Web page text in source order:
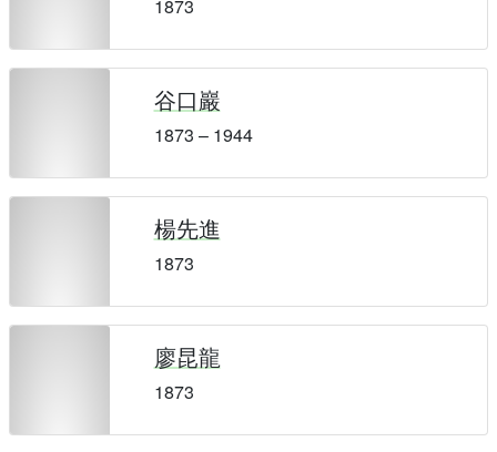
1873
谷口巖
1873 – 1944
楊先進
1873
廖昆龍
1873